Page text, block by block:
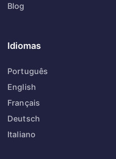
Blog
Idiomas
Português
English
Français
Deutsch
Italiano